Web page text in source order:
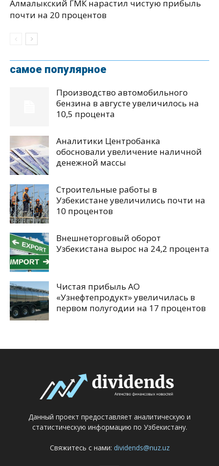
Алмалыкский ГМК нарастил чистую прибыль
почти на 20 процентов
самое популярное
Производство автомобильного
бензина в августе увеличилось на
10,5 процента
Аналитики Центробанка
обосновали увеличение наличной
денежной массы
Строительные работы в
Узбекистане увеличились почти на
10 процентов
Внешнеторговый оборот
Узбекистана вырос на 24,2 процента
Чистая прибыль АО
«Узнефтепродукт» увеличилась в
первом полугодии на 17 процентов
Данный проект предоставляет аналитическую и
статистическую информацию по Узбекистану.
Свяжитесь с нами: dividends@nuz.uz